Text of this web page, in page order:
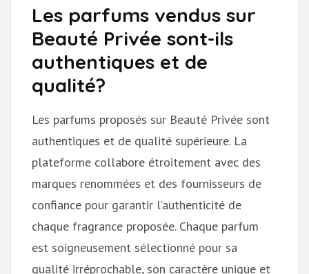
Les parfums vendus sur
Beauté Privée sont-ils
authentiques et de
qualité?
Les parfums proposés sur Beauté Privée sont
authentiques et de qualité supérieure. La
plateforme collabore étroitement avec des
marques renommées et des fournisseurs de
confiance pour garantir l’authenticité de
chaque fragrance proposée. Chaque parfum
est soigneusement sélectionné pour sa
qualité irréprochable, son caractère unique et